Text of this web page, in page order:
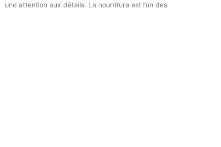
une attention aux détails. La nourriture est l’un des